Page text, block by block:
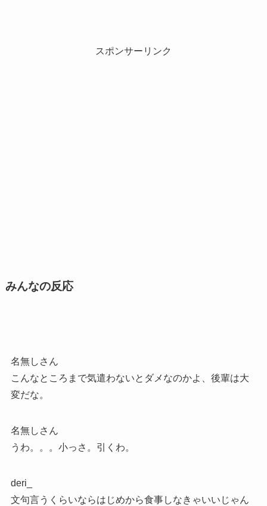
スポンサーリンク
みんなの反応
名無しさん
こんなところまで気遣わないとダメなのかよ、後輩は大
変だな。
名無しさん
うわ。。。小っさ。引くわ。
deri_
文句言うくらいならはじめから食事しなきゃいいじゃん